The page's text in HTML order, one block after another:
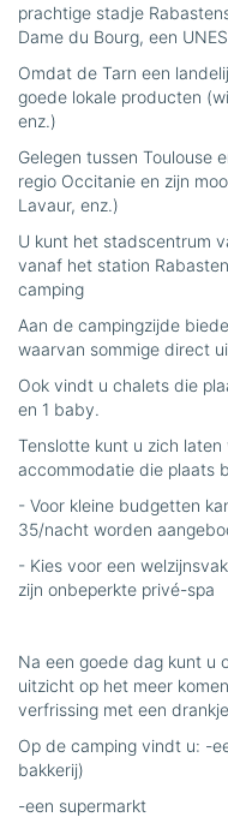
prachtige stadje
Dame du Bourg, een
Omdat de Tarn een
goede lokale producten
enz.)
Gelegen tussen Toulouse
regio Occitanie en zijn
Lavaur, enz.)
U kunt het stadscentrum
vanaf het station
camping
Aan de campingzijde
waarvan sommige direct
Ook vindt u chalets die
en 1 baby.
Tenslotte kunt u zich
accommodatie die plaats
- Voor kleine budgetten
35/nacht worden
- Kies voor een
zijn onbeperkte privé-spa
Na een goede dag kunt u
uitzicht op het meer
verfrissing met een
Op de camping vindt u: -
bakkerij)
-een supermarkt